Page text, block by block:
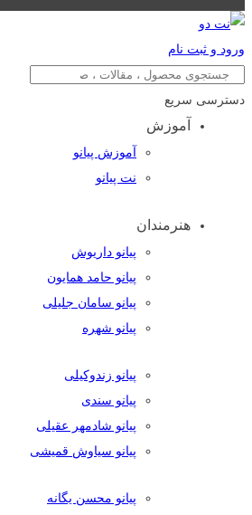
ورود و ثبت نام
دسترسی سریع
آموزش
آموزش پیانو
نت پیانو
هنرمندان
پیانو داریوش
پیانو حامد همایون
پیانو سامان جلیلی
پیانو شهره
پیانو زندوکیلی
پیانو سندی
پیانو شادمهر عقیلی
پیانو سیاوش قمیشی
پیانو محسن یگانه